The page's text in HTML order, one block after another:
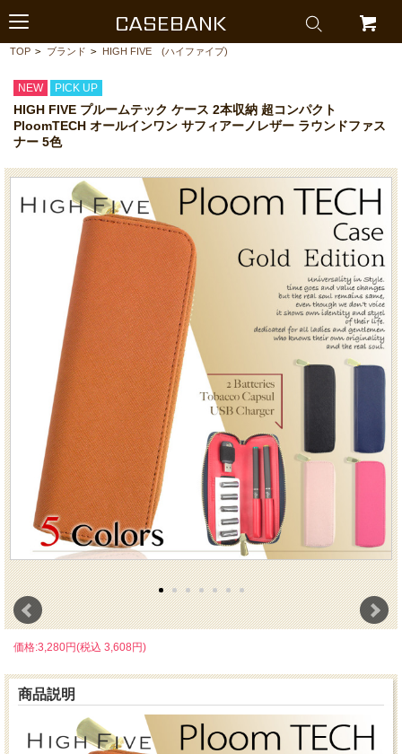
CASEBANK
TOP > ブランド > HIGH FIVE (ハイファイブ)
NEW PICK UP
HIGH FIVE プルームテック ケース 2本収納 超コンパクト
PloomTECH オールインワン サフィアーノレザー ラウンドファス
ナー 5色
価格:3,280円(税込 3,608円)
商品説明